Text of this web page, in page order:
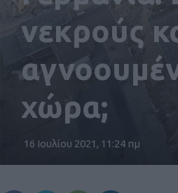
νεκρούς
χώρα;
16 Ιουλίου 2021, 11:24 πμ